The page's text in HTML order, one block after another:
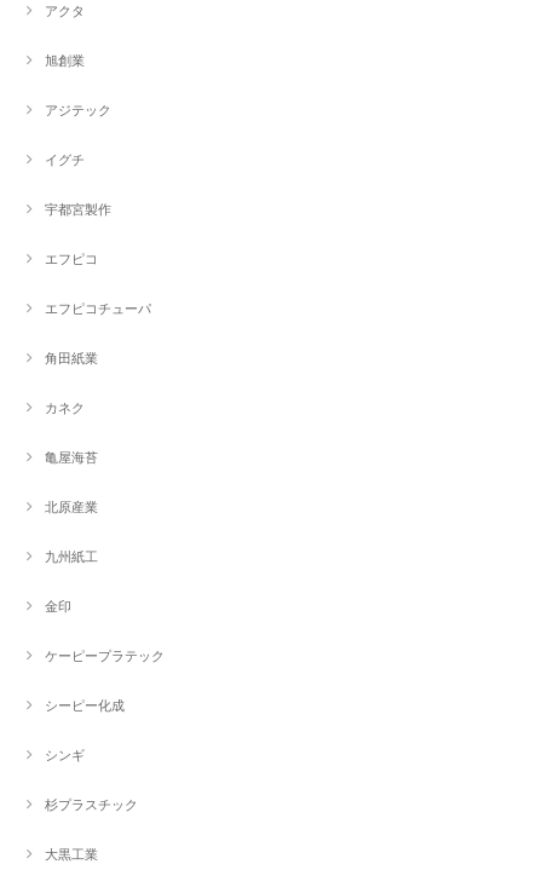
アクタ
旭創業
アジテック
イグチ
宇都宮製作
エフピコ
エフピコチューパ
角田紙業
カネク
亀屋海苔
北原産業
九州紙工
金印
ケーピープラテック
シーピー化成
シンギ
杉プラスチック
大黒工業